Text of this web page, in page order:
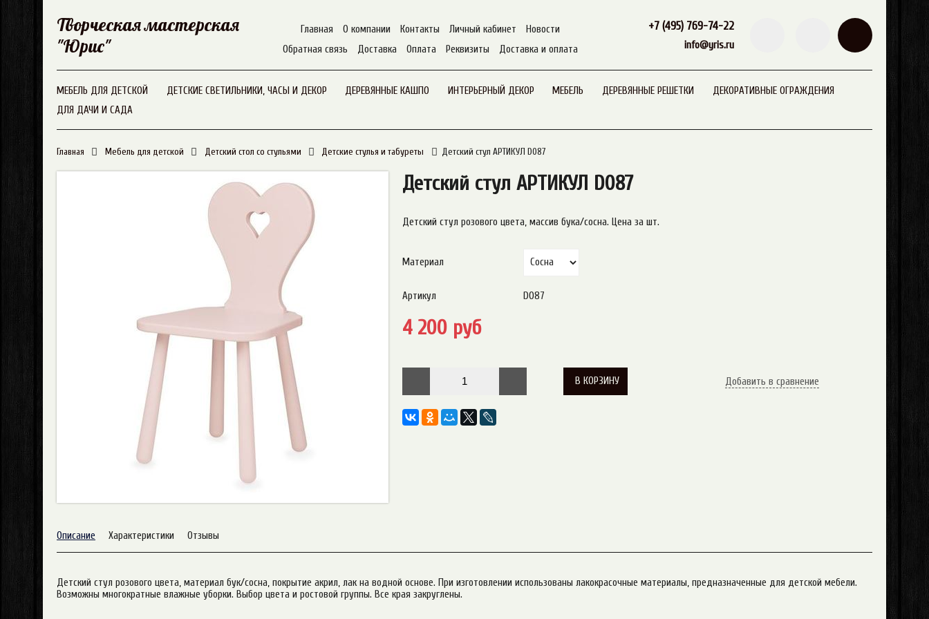
Творческая мастерская
"Юрис"
Главная О компании Контакты Личный кабинет
Новости
Обратная связь
Доставка Оплата Реквизиты Доставка и оплата
+7 (495) 769-74-22
info@yris.ru
МЕБЕЛЬ ДЛЯ ДЕТСКОЙ ДЕТСКИЕ СВЕТИЛЬНИКИ, ЧАСЫ И ДЕКОР ДЕРЕВЯННЫЕ КАШПО ИНТЕРЬЕРНЫЙ ДЕКОР МЕБЕЛЬ ДЕРЕВЯННЫЕ РЕШЕТКИ
ДЕКОРАТИВНЫЕ ОГРАЖДЕНИЯ
ДЛЯ ДАЧИ И САДА
Главная Мебель для детской Детский стол со стульями Детские стулья и табуреты Детский стул АРТИКУЛ D087
Детский стул АРТИКУЛ D087
Детский стул розового цвета, массив бука/сосна. Цена за шт.
Материал
Артикул D087
4 200 руб
В КОРЗИНУ Добавить в сравнение
Описание Характеристики Отзывы
Детский стул розового цвета, материал бук/сосна, покрытие акрил, лак на водной основе. При изготовлении использованы лакокрасочные материалы, предназначенные для детской мебели.
Возможны многократные влажные уборки. Выбор цвета и ростовой группы. Все края закруглены.